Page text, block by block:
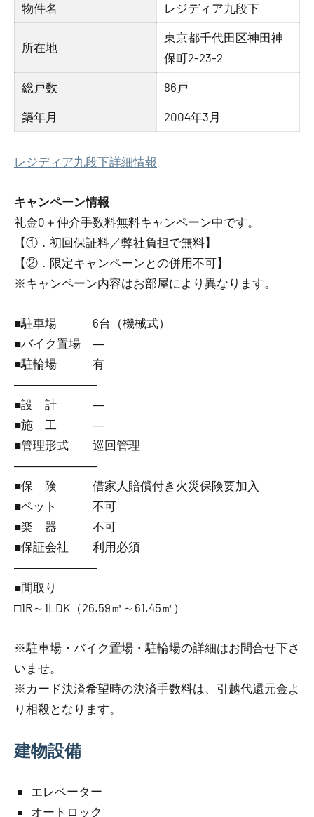
物件名 レジディア九段下
所在地
東京都千代田区神田神
保町2-23-2
総戸数 86戸
築年月 2004年3月
レジディア九段下詳細情報
キャンペーン情報
礼金0 ＋ 仲介手数料無料キャンペーン中です。
【①．初回保証料／弊社負担で無料】
【②．限定キャンペーンとの併用不可】
※キャンペーン内容はお部屋により異なります。
■駐車場 6台（機械式）
■バイク置場 ―
■駐輪場 有
―――――――
■設 計 ―
■施 工 ―
■管理形式 巡回管理
―――――――
■保 険 借家人賠償付き火災保険要加入
■ペット 不可
■楽 器 不可
■保証会社 利用必須
―――――――
■間取り
□1R～1LDK（26.59㎡～61.45㎡）
※駐車場・バイク置場・駐輪場の詳細はお問合せ下さ
いませ。
※カード決済希望時の決済手数料は、引越代還元金よ
り相殺となります。
建物設備
エレベーター
オートロック